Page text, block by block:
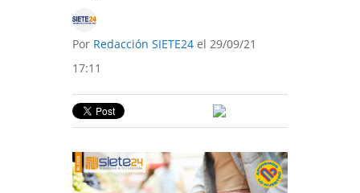
Por Redacción SIETE24 el 29/09/21
17:11